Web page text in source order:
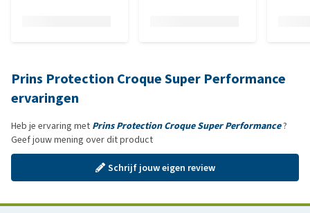
Prins Protection Croque Super Performance
ervaringen
Heb je ervaring met Prins Protection Croque Super Performance?
Geef jouw mening over dit product
Schrijf jouw eigen review